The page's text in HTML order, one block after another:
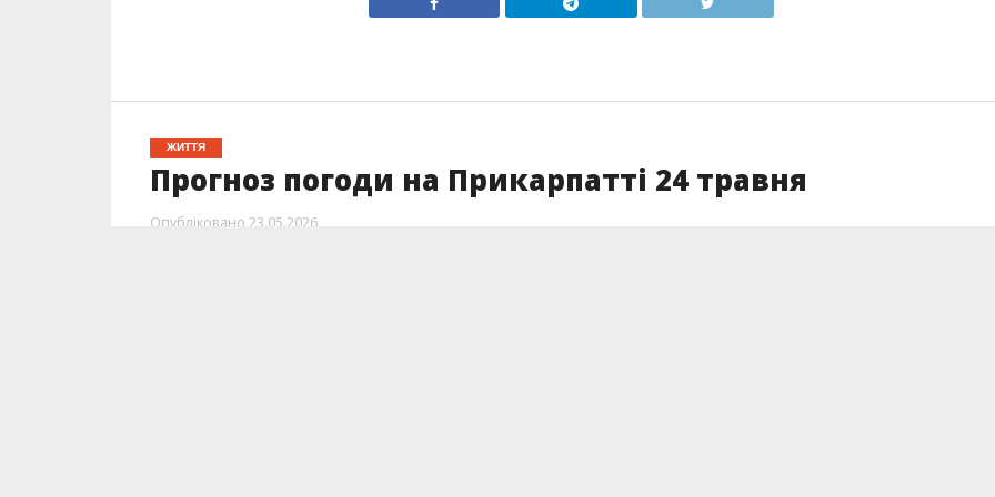
ЖИТТЯ
Прогноз погоди на Прикарпатті 24 травня
Опубліковано 23.05.2026